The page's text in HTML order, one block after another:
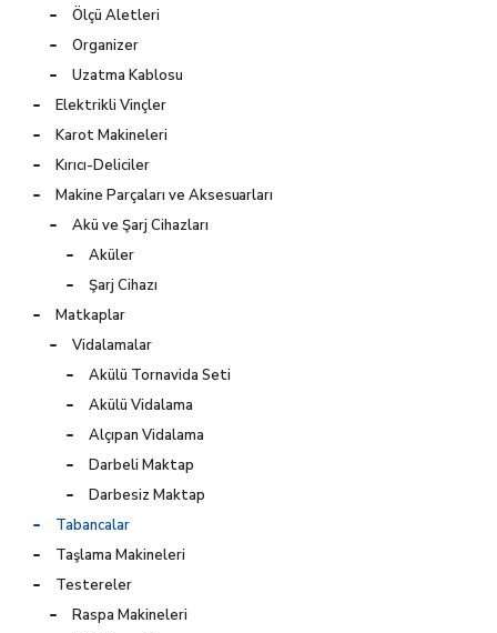
Ölçü Aletleri
Organizer
Uzatma Kablosu
Elektrikli Vinçler
Karot Makineleri
Kırıcı-Deliciler
Makine Parçaları ve Aksesuarları
Akü ve Şarj Cihazları
Aküler
Şarj Cihazı
Matkaplar
Vidalamalar
Akülü Tornavida Seti
Akülü Vidalama
Alçıpan Vidalama
Darbeli Maktap
Darbesiz Maktap
Tabancalar
Taşlama Makineleri
Testereler
Raspa Makineleri